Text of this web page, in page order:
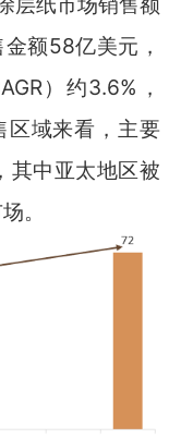
额58亿美元，
）约3.6%，
域来看，主要
其中亚太地区被
。